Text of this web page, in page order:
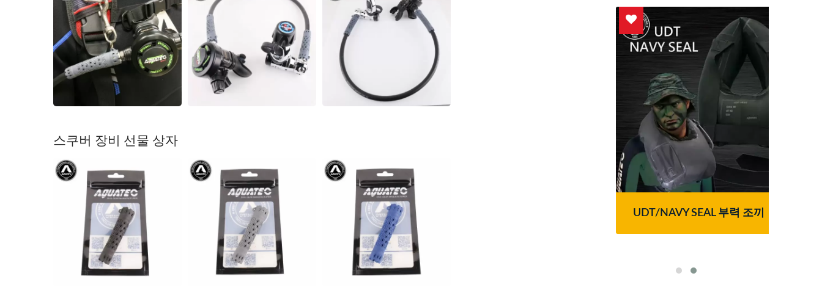
스쿠버 장비 선물 상자
시리즈 가디언 공기 필터 습기
시스템
UDT/NAVY SEAL 부력 조끼 UDT/NAVY SEAL 부력 조끼